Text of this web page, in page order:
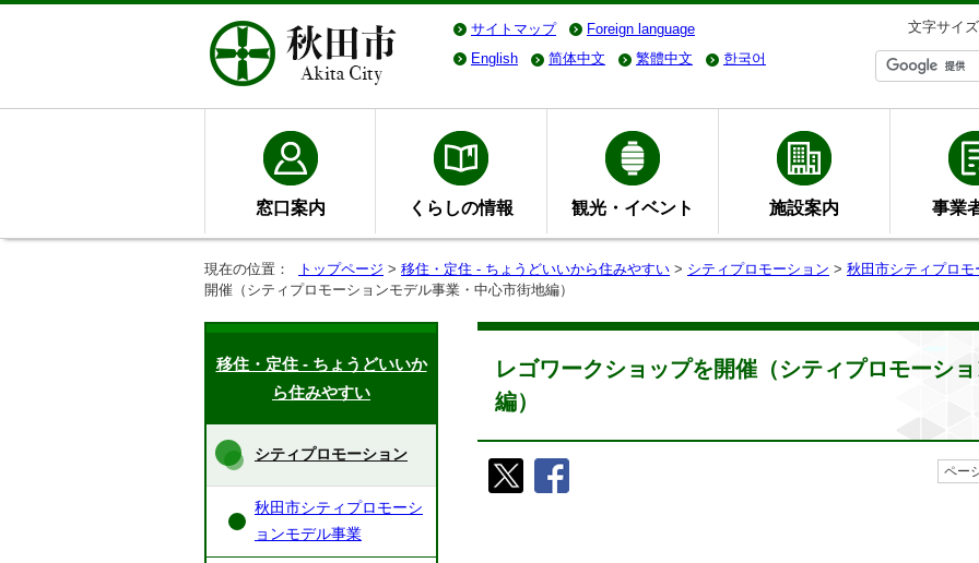
サイトマップ Foreign language
文字サイズ
English
简体中文 繁體中文 한국어
窓口案内 くらしの情報 観光・イベント 施設案内 事業
現在の位置： トップページ > 移住・定住 - ちょうどいいから住みやすい > シティプロモーション > 秋田市シティプロ
開催（シティプロモーションモデル事業・中心市街地編）
レゴワークショップを開催（シティプロモーシ
編）
ペー
移住・定住 - ちょうどいいか
ら住みやすい
シティプロモーション
秋田市シティプロモーシ
ョンモデル事業